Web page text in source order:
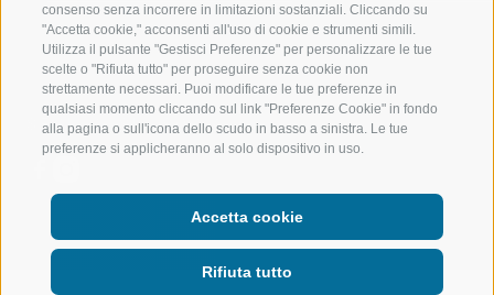
consenso senza incorrere in limitazioni sostanziali. Cliccando su
"Accetta cookie," acconsenti all'uso di cookie e strumenti simili.
Utilizza il pulsante "Gestisci Preferenze" per personalizzare le tue
scelte o "Rifiuta tutto" per proseguire senza cookie non
strettamente necessari. Puoi modificare le tue preferenze in
qualsiasi momento cliccando sul link "Preferenze Cookie" in fondo
alla pagina o sull'icona dello scudo in basso a sinistra. Le tue
preferenze si applicheranno al solo dispositivo in uso.
Accetta cookie
Rifiuta tutto
SEGUICI SUI SOCIAL